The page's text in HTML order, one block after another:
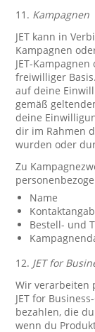
11. Kampagnen
JET kann in
Kampagnen
JET-
freiwilliger
auf deine
gemäß
deine
dir im Rahmen
wurden oder
Zu
Name
Bestell- und
12. JET for
Wir verarbeiten
JET for
bezahlen, die
wenn du